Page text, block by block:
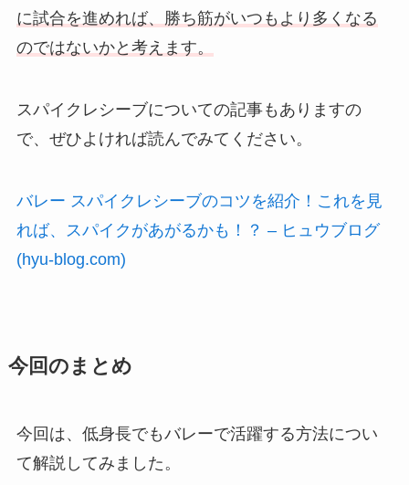
に試合を進めれば、勝ち筋がいつもより多くなる
のではないかと考えます。
スパイクレシーブについての記事もありますの
で、ぜひよければ読んでみてください。
バレー スパイクレシーブのコツを紹介！これを見
れば、スパイクがあがるかも！？ – ヒュウブログ
(hyu-blog.com)
今回のまとめ
今回は、低身長でもバレーで活躍する方法につい
て解説してみました。